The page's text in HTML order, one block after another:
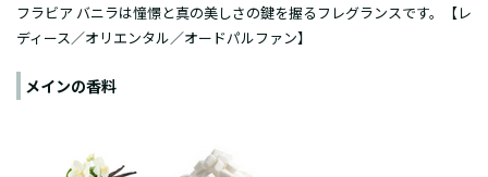
フラビア バニラは憧憬と真の美しさの鍵を握るフレグランスです。【レ
ディース／オリエンタル／オードパルファン】
メインの香料